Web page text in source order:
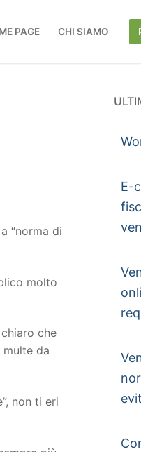
PAGE CHI SIAMO
“norma di
molto
che
da
non ti eri
E-